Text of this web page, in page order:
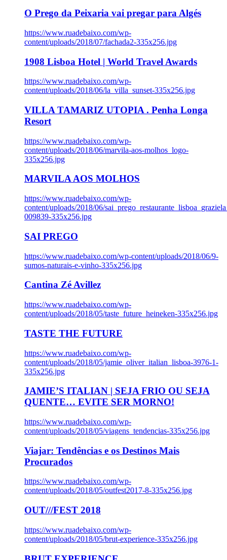
O Prego da Peixaria vai pregar para Algés
https://www.ruadebaixo.com/wp-
content/uploads/2018/07/fachada2-335x256.jpg
1908 Lisboa Hotel | World Travel Awards
https://www.ruadebaixo.com/wp-
content/uploads/2018/06/la_villa_sunset-335x256.jpg
VILLA TAMARIZ UTOPIA . Penha Longa
Resort
https://www.ruadebaixo.com/wp-
content/uploads/2018/06/marvila-aos-molhos_logo-
335x256.jpg
MARVILA AOS MOLHOS
https://www.ruadebaixo.com/wp-
content/uploads/2018/06/
009839-335x256.jpg
SAI PREGO
https://www.ruadebaixo.com/wp-content/uploads/2018/06/9-
sumos-naturais-e-vinho-335x256.jpg
Cantina Zé Avillez
https://www.ruadebaixo.com/wp-
content/uploads/2018/05/taste_future_heineken-335x256.jpg
TASTE THE FUTURE
https://www.ruadebaixo.com/wp-
content/uploads/2018/05/jamie_oliver_italian_lisboa-3976-1-
335x256.jpg
JAMIE’S ITALIAN | SEJA FRIO OU SEJA
QUENTE… EVITE SER MORNO!
https://www.ruadebaixo.com/wp-
content/uploads/2018/05/viagens_tendencias-335x256.jpg
Viajar: Tendências e os Destinos Mais
Procurados
https://www.ruadebaixo.com/wp-
content/uploads/2018/05/outfest2017-8-335x256.jpg
OUT///FEST 2018
https://www.ruadebaixo.com/wp-
content/uploads/2018/05/brut-experience-335x256.jpg